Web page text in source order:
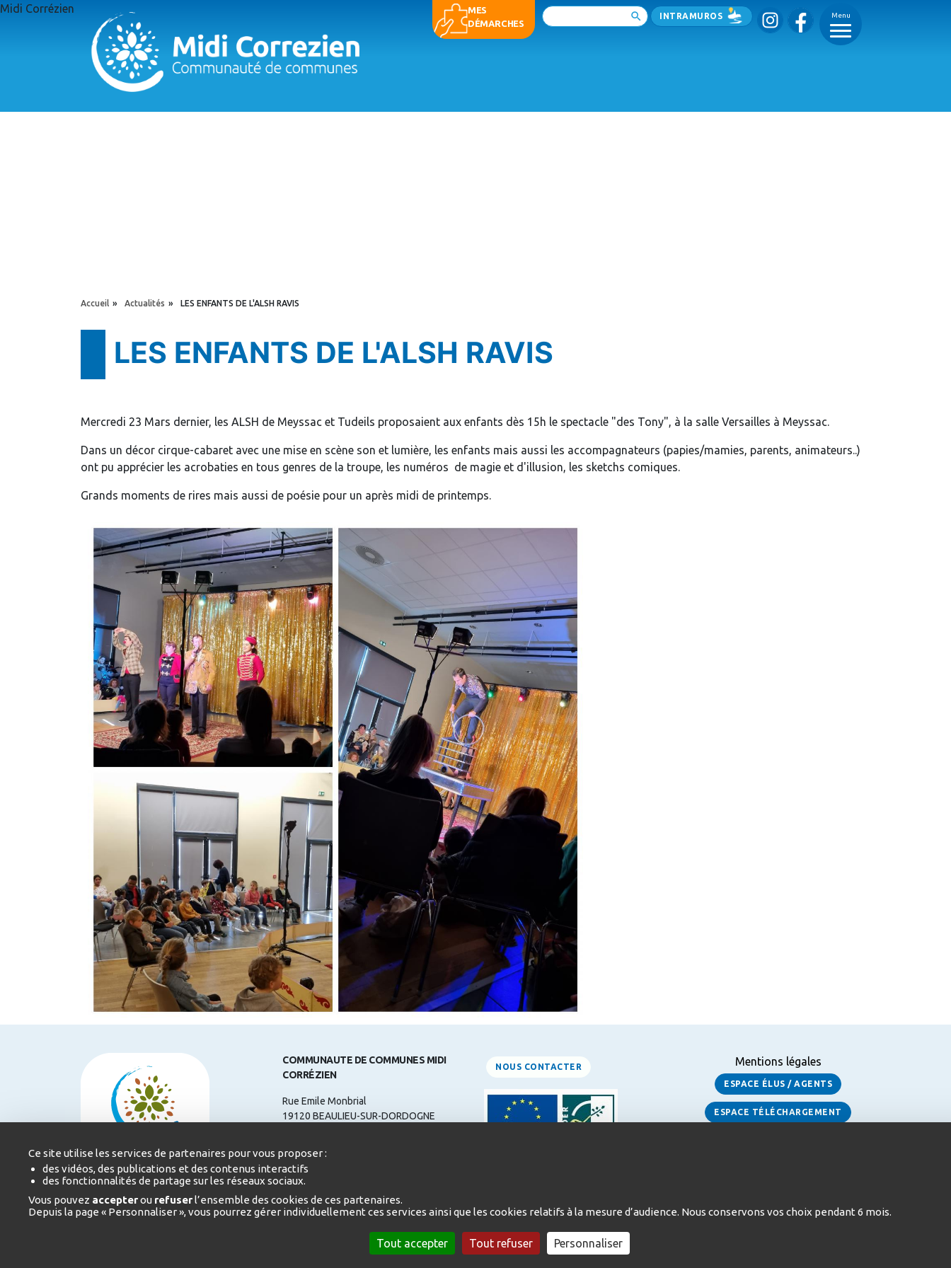
Aller au contenu principal
Midi Corrézien
MES
DÉMARCHES
Rechercher INTRAMUROS
Menu
_
_
YOU ARE HERE
Accueil » Actualités » LES ENFANTS DE L'ALSH RAVIS
LES ENFANTS DE L'ALSH RAVIS
Mercredi 23 Mars dernier, les ALSH de Meyssac et Tudeils proposaient aux enfants dès 15h le spectacle "des Tony", à la salle Versailles à Meyssac.
Dans un décor cirque-cabaret avec une mise en scène son et lumière, les enfants mais aussi les accompagnateurs (papies/mamies, parents, animateurs..)
ont pu apprécier les acrobaties en tous genres de la troupe, les numéros de magie et d'illusion, les sketchs comiques.
Grands moments de rires mais aussi de poésie pour un après midi de printemps.
COMMUNAUTE DE COMMUNES MIDI
CORRÉZIEN
Rue Emile Monbrial
19120 BEAULIEU-SUR-DORDOGNE
Courriel : contact@midicorrezien.com
Heures d'ouverture:
du Lundi au Jeudi de 9h à 12h et de 14h à
Le Vendredi de 9h à 12h et de 14h à 16h
NOUS CONTACTER Mentions légales
ESPACE ÉLUS / AGENTS
ESPACE TÉLÉCHARGEMENT
Panneau de gestion des cookies
Ce site utilise les services de partenaires pour vous proposer :
des vidéos, des publications et des contenus interactifs
des fonctionnalités de partage sur les réseaux sociaux.
Vous pouvez accepterou refuserl’ensemble des cookies de ces partenaires.
Depuis la page « Personnaliser », vous pourrez gérer individuellement ces services ainsi que les cookies relatifs à la mesure d’audience. Nous conservons vos choix pendant 6 mois.
Tout accepter Tout refuser Personnaliser